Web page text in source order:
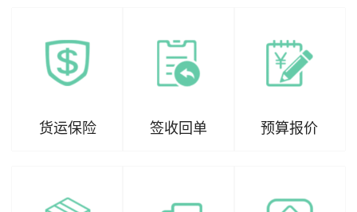
货运保险 签收回单 预算报价